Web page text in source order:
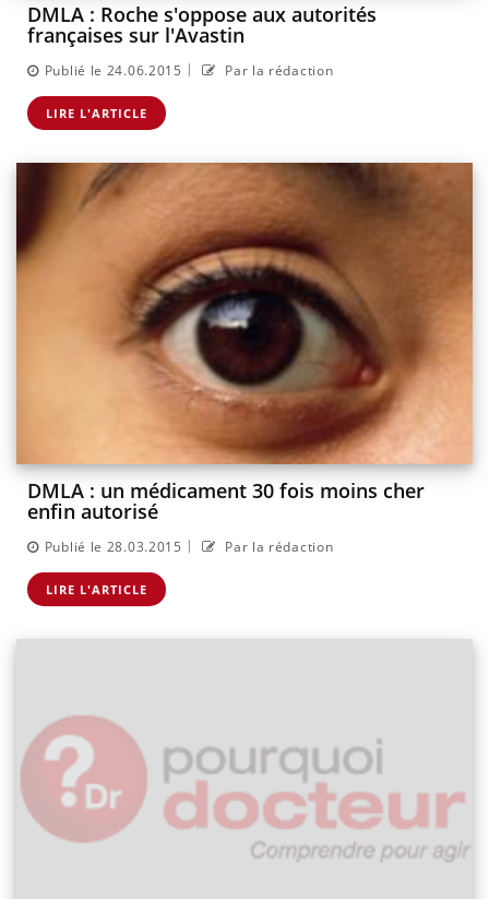
DMLA : Roche s'oppose aux autorités
françaises sur l'Avastin
Publié le 24.06.2015 | Par la rédaction
LIRE L'ARTICLE
DMLA : un médicament 30 fois moins cher
enfin autorisé
Publié le 28.03.2015 | Par la rédaction
LIRE L'ARTICLE